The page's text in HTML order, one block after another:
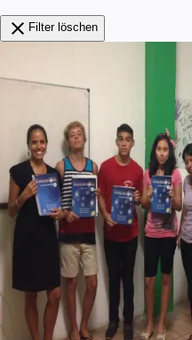
close Filter löschen